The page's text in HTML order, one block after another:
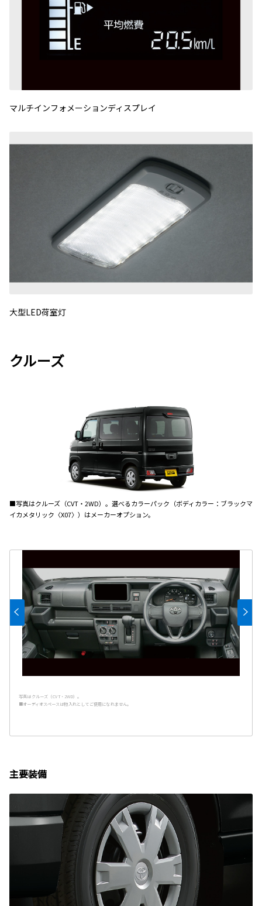
マルチインフォメーションディスプレイ
大型LED荷室灯
クルーズ
■写真はクルーズ（CVT・2WD）。選べるカラーパック（ボディカラー：ブラックマ
イカメタリック〈X07〉）はメーカーオプション。
写真はクルーズ（CVT・2WD）。
■オーディオスペースは物入れとしてご使用になれません。
主要装備